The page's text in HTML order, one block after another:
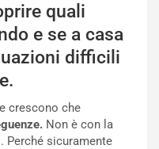
quali
e se a casa
difficili
crescono che
Non è con la
Perché sicuramente